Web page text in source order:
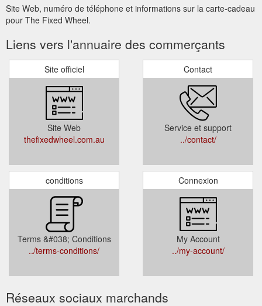
Site Web, numéro de téléphone et informations sur la carte-cadeau
pour The Fixed Wheel.
Liens vers l'annuaire des commerçants
Site officiel
Site Web
thefixedwheel.com.au
Contact
Service et support
../contact/
conditions
Terms &#038; Conditions
../terms-conditions/
Connexion
My Account
../my-account/
Réseaux sociaux marchands